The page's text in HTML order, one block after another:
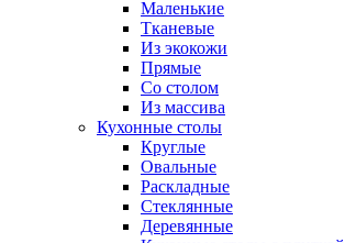
Маленькие
Тканевые
Из экокожи
Прямые
Со столом
Из массива
Кухонные столы
Круглые
Овальные
Раскладные
Стеклянные
Деревянные